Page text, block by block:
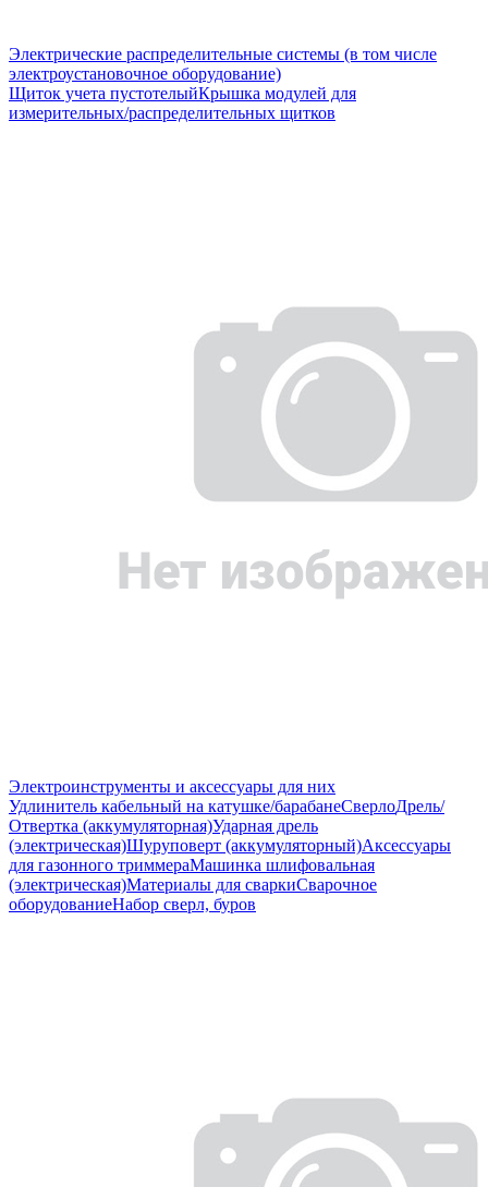
Электрические распределительные системы (в том числе
электроустановочное оборудование)
Щиток учета пустотелыйКрышка модулей для
измерительных/распределительных щитков
Электроинструменты и аксессуары для них
Удлинитель кабельный на катушке/барабанеСверлоДрель/
Отвертка (аккумуляторная)Ударная дрель
(электрическая)Шуруповерт (аккумуляторный)Аксессуары
для газонного триммераМашинка шлифовальная
(электрическая)Материалы для сваркиСварочное
оборудованиеНабор сверл, буров